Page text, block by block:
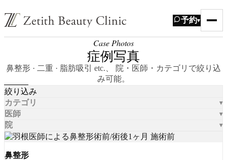
予約▾
Case Photos
症例写真
鼻整形 · 二重 · 脂肪吸引 etc.、 院・医師・カテゴリで絞り込
み可能。
絞り込み
カテゴリ
医師
院
鼻整形